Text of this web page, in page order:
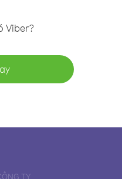
Viber?
TY